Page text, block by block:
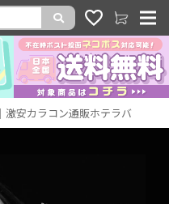
激安カラコン通販ホテラバ